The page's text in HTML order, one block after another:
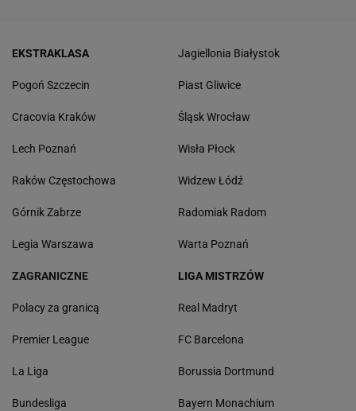
EKSTRAKLASA
Pogoń Szczecin
Cracovia Kraków
Lech Poznań
Raków Częstochowa
Górnik Zabrze
Legia Warszawa
Jagiellonia Białystok
Piast Gliwice
Śląsk Wrocław
Wisła Płock
Widzew Łódź
Radomiak Radom
Warta Poznań
ZAGRANICZNE
Polacy za granicą
Premier League
La Liga
Bundesliga
LIGA MISTRZÓW
Real Madryt
FC Barcelona
Borussia Dortmund
Bayern Monachium